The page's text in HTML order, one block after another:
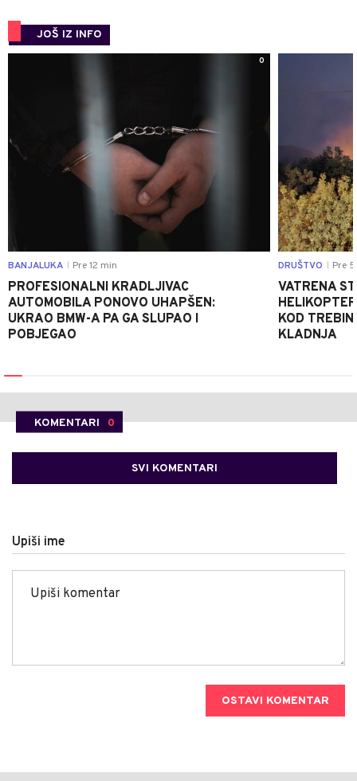
JOŠ IZ INFO
0
BANJALUKA Pre 12 min
PROFESIONALNI KRADLJIVAC
AUTOMOBILA PONOVO UHAPŠEN:
UKRAO BMW-A PA GA SLUPAO I
POBJEGAO
DRUŠTVO Pre
VATRENA
KOD
KLADNJA
KOMENTARI 0
SVI KOMENTARI
Upiši ime
OSTAVI KOMENTAR